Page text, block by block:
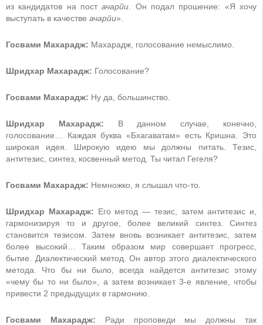
из кандидатов на постачарйи . Он подал прошение: «Я хочу
выступать в качестве ачарйи».
Госвами Махарадж: Махарадж, голосование немыслимо.
Шридхар Махарадж: Голосование?
Госвами Махарадж: Ну да, большинство.
Шридхар Махарадж: В данном случае, конечно,
голосование… Каждая буква «Бхагаватам» есть Кришна. Это
широкая идея. Широкую идею мы должны питать. Тезис,
антитезис, синтез, косвенный метод. Ты читал Гегеля?
Госвами Махарадж: Немножко, я слышал что-то.
Шридхар Махарадж: Его метод — тезис, затем антитезис и,
гармонизируя то и другое, более великий синтез. Синтез
становится тезисом. Затем вновь возникает антитезис, затем
более высокий… Таким образом мир совершает прогресс,
бытие. Диалектический метод. Он автор этого диалектического
метода. Что бы ни было, всегда найдется антитезис этому
«чему бы то ни было», а затем возникает 3-е явление, чтобы
привести 2 предыдущих в гармонию.
Госвами Махарадж: Ради проповеди мы должны так